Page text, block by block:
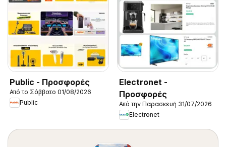
Public - Προσφορές
Από το Σάββατο 01/08/2026
Public
Electronet -
Προσφορές
Από την Παρασκευή 31/07/2026
Electronet